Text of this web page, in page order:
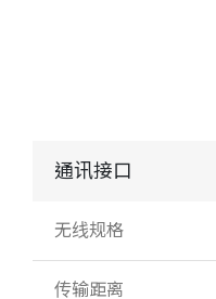
通讯接口
无线规格
传输距离